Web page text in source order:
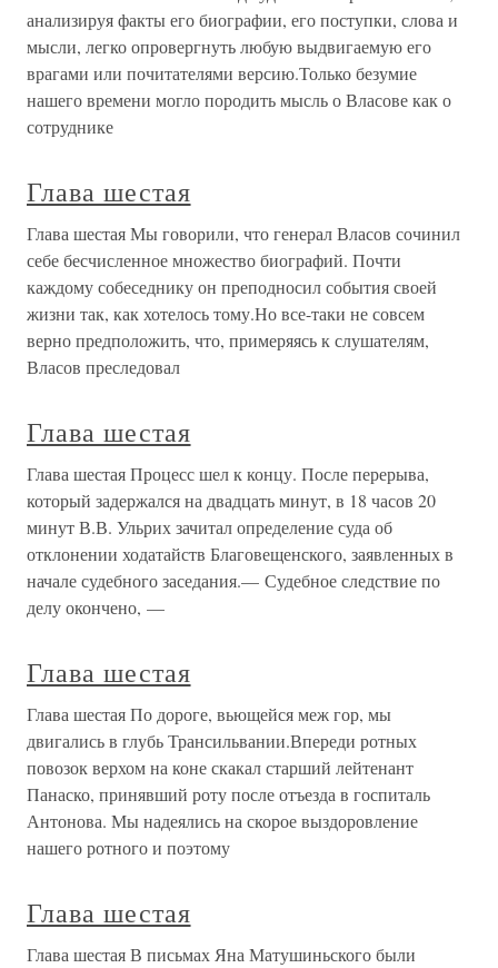
анализируя факты его биографии, его поступки, слова и
мысли, легко опровергнуть любую выдвигаемую его
врагами или почитателями версию.Только безумие
нашего времени могло породить мысль о Власове как о
сотруднике
Глава шестая
Глава шестая Мы говорили, что генерал Власов сочинил
себе бесчисленное множество биографий. Почти
каждому собеседнику он преподносил события своей
жизни так, как хотелось тому.Но все-таки не совсем
верно предположить, что, примеряясь к слушателям,
Власов преследовал
Глава шестая
Глава шестая Процесс шел к концу. После перерыва,
который задержался на двадцать минут, в 18 часов 20
минут В.В. Ульрих зачитал определение суда об
отклонении ходатайств Благовещенского, заявленных в
начале судебного заседания.— Судебное следствие по
делу окончено, —
Глава шестая
Глава шестая По дороге, вьющейся меж гор, мы
двигались в глубь Трансильвании.Впереди ротных
повозок верхом на коне скакал старший лейтенант
Панаско, принявший роту после отъезда в госпиталь
Антонова. Мы надеялись на скорое выздоровление
нашего ротного и поэтому
Глава шестая
Глава шестая В письмах Яна Матушиньского были